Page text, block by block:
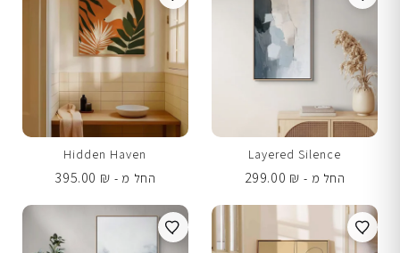
Layered Silence
החל מ -
299.00 ₪
Hidden Haven
החל מ -
395.00 ₪